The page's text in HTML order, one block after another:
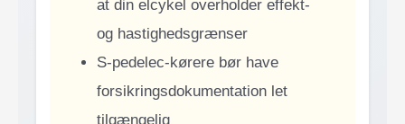
at din elcykel overholder effekt-
og hastighedsgrænser
S-pedelec-kørere bør have
forsikringsdokumentation let
tilgængelig